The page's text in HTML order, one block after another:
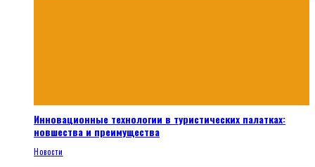
Инновационные технологии в туристических палатках:
новшества и преимущества
Новости